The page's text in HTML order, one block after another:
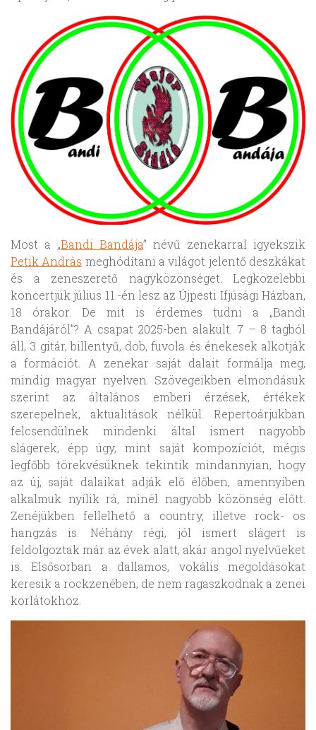
Most a „Bandi Bandája” névű zenekarral igyekszik
Petik András meghódítani a világot jelentő deszkákat
és a zeneszerető nagyközönséget. Legközelebbi
koncertjük július 11.-én lesz az Újpesti Ifjúsági Házban,
18 órakor. De mit is érdemes tudni a „Bandi
Bandájáról”? A csapat 2025-ben alakult. 7 – 8 tagból
áll, 3 gitár, billentyű, dob, fuvola és énekesek alkotják
a formációt. A zenekar saját dalait formálja meg,
mindig magyar nyelven. Szövegeikben elmondásuk
szerint az általános emberi érzések, értékek
szerepelnek, aktualitások nélkül. Repertoárjukban
felcsendülnek mindenki által ismert nagyobb
slágerek, épp úgy, mint saját kompozíciót, mégis
legfőbb törekvésüknek tekintik mindannyian, hogy
az új, saját dalaikat adják elő élőben, amennyiben
alkalmuk nyílik rá, minél nagyobb közönség előtt.
Zenéjükben fellelhető a country, illetve rock- os
hangzás is. Néhány régi, jól ismert slágert is
feldolgoztak már az évek alatt, akár angol nyelvűeket
is. Elsősorban a dallamos, vokális megoldásokat
keresik a rockzenében, de nem ragaszkodnak a zenei
korlátokhoz.